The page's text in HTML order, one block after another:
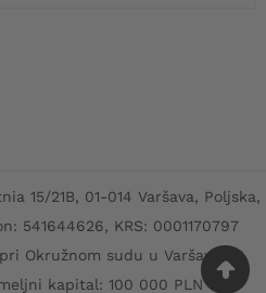
15/21B, 01-014 Varšava, Poljska,
541644626, KRS: 0001170797
Okružnom sudu u Varšavi, XII
kapital: 100 000 PLN